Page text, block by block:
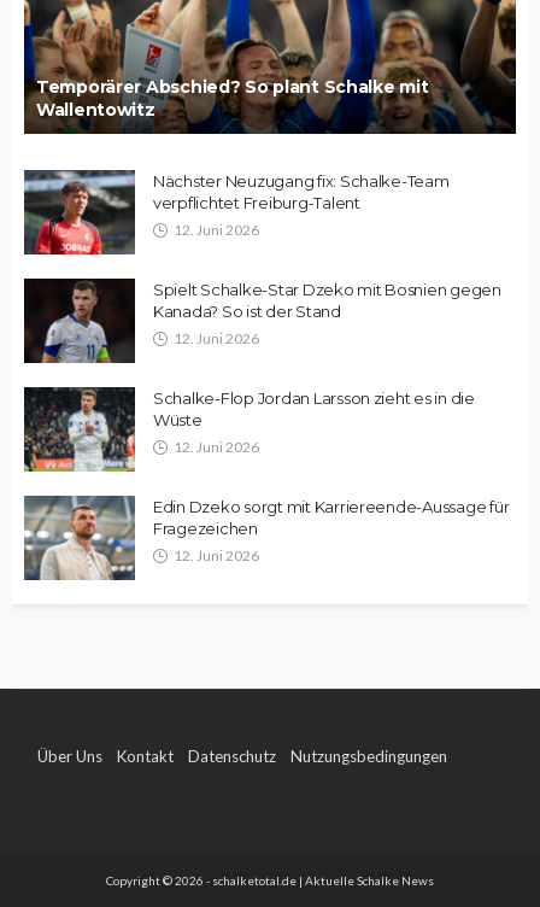
Temporärer Abschied? So plant Schalke mit
Wallentowitz
Nächster Neuzugang fix: Schalke-Team
verpflichtet Freiburg-Talent
12. Juni 2026
Spielt Schalke-Star Dzeko mit Bosnien gegen
Kanada? So ist der Stand
12. Juni 2026
Schalke-Flop Jordan Larsson zieht es in die
Wüste
12. Juni 2026
Edin Dzeko sorgt mit Karriereende-Aussage für
Fragezeichen
12. Juni 2026
Über Uns Kontakt Datenschutz Nutzungsbedingungen
Copyright © 2026 - schalketotal.de | Aktuelle Schalke News